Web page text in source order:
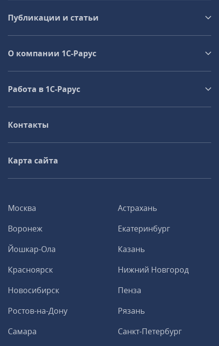
Москва
Астрахань
Воронеж
Екатеринбург
Йошкар-Ола
Казань
Красноярск
Нижний Новгород
Новосибирск
Пенза
Ростов-на-Дону
Рязань
Самара
Санкт-Петербург
Публикации и статьи
О компании 1C-Рарус
Работа в 1С‑Рарус
Контакты
Карта сайта